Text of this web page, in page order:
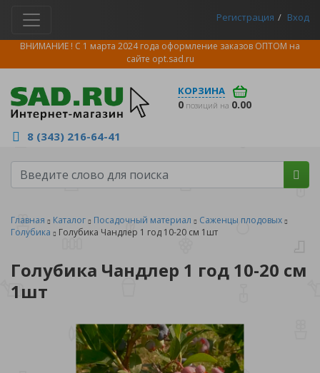
Регистрация Вход
ВНИМАНИЕ ! С 1 марта 2024 года оформление заказов ОПТОМ на
сайте opt.sad.ru
КОРЗИНА
0 позиций на 0.00
8 (343) 216-64-41
Главная Каталог Посадочный материал
Саженцы плодовых
Голубика
Голубика Чандлер 1 год 10-20 см 1шт
Голубика Чандлер 1 год 10-20 см
1шт